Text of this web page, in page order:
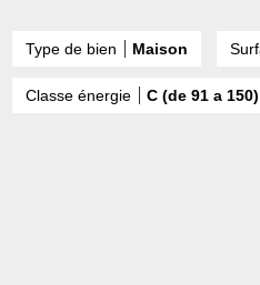
Type de bien Maison
Classe énergie C (de 91 a 150)